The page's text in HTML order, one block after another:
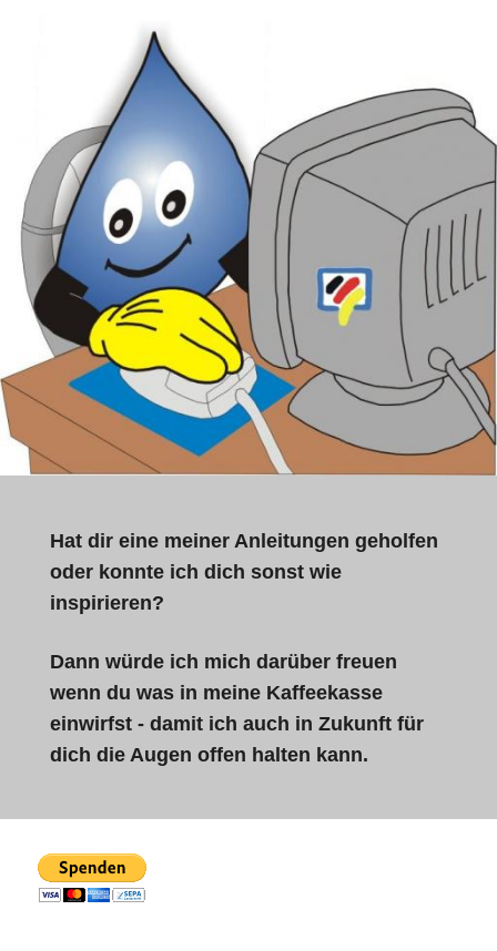
Hat dir eine meiner Anleitungen geholfen
oder konnte ich dich sonst wie
inspirieren?
Dann würde ich mich darüber freuen
wenn du was in meine Kaffeekasse
einwirfst - damit ich auch in Zukunft für
dich die Augen offen halten kann.